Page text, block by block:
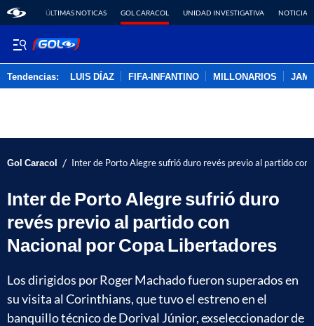
ÚLTIMAS NOTICAS GOL CARACOL UNIDAD INVESTIGATIVA NOTICIAS
Tendencias: LUIS DÍAZ FIFA-INFANTINO MILLONARIOS
Gol Caracol / Inter de Porto Alegre sufrió duro revés previo al partido con
Inter de Porto Alegre sufrió duro
revés previo al partido con
Nacional por Copa Libertadores
Los dirigidos por Roger Machado fueron superados en
su visita al Corinthians, que tuvo el estreno en el
banquillo técnico de Dorival Júnior, exseleccionador de